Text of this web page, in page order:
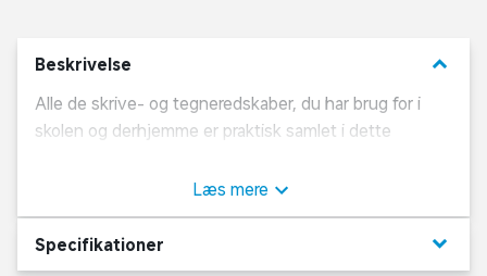
Beskrivelse keyboard_arrow_down
Alle de skrive- og tegneredskaber, du har brug for i
skolen og derhjemme er praktisk samlet i dette
serien. Penalhuset er i flot lyslilla med farverigt, grafisk
mønster i reflekterende materiale på bagsiden og
siderne, motiv af TOPModel Fergie på fronten samt
mange neonfarvede detaljer. Penalhuset er desuden
Læs mere
Specifikationer keyboard_arrow_down